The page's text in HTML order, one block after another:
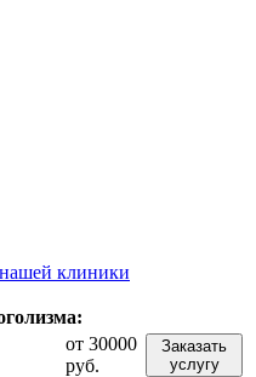
клиники
от 30000
руб.
Заказать
услугу